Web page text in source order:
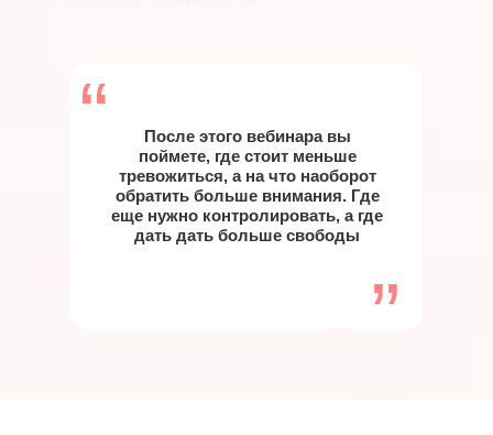
После этого вебинара вы
поймете, где стоит меньше
тревожиться, а на что наоборот
обратить больше внимания. Где
еще нужно контролировать, а где
дать дать больше свободы
”
“